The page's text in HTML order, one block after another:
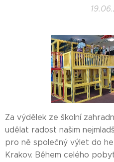
Za výdělek ze školní
udělat radost našim
pro ně společný výlet do
Krakov. Během celého